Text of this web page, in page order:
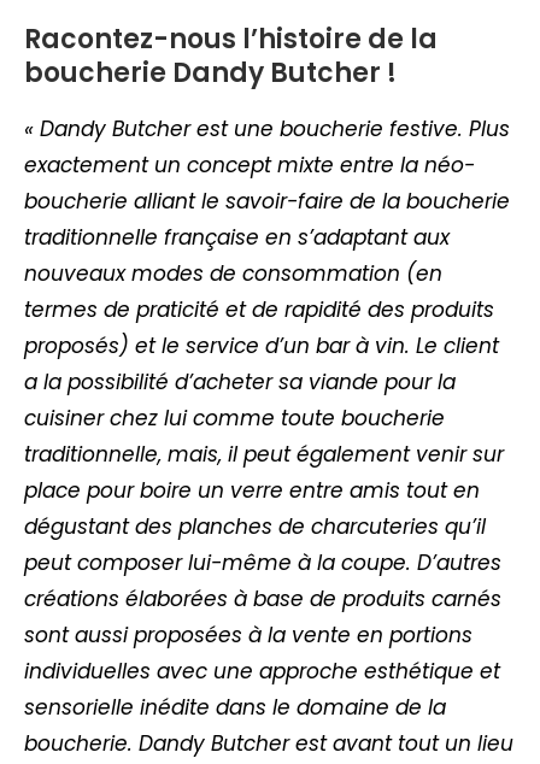
Racontez-nous l’histoire de la
boucherie Dandy Butcher !
« Dandy Butcher est une boucherie festive. Plus
exactement un concept mixte entre la néo-
boucherie alliant le savoir-faire de la boucherie
traditionnelle française en s’adaptant aux
nouveaux modes de consommation (en
termes de praticité et de rapidité des produits
proposés) et le service d’un bar à vin. Le client
a la possibilité d’acheter sa viande pour la
cuisiner chez lui comme toute boucherie
traditionnelle, mais, il peut également venir sur
place pour boire un verre entre amis tout en
dégustant des planches de charcuteries qu’il
peut composer lui-même à la coupe. D’autres
créations élaborées à base de produits carnés
sont aussi proposées à la vente en portions
individuelles avec une approche esthétique et
sensorielle inédite dans le domaine de la
boucherie. Dandy Butcher est avant tout un lieu